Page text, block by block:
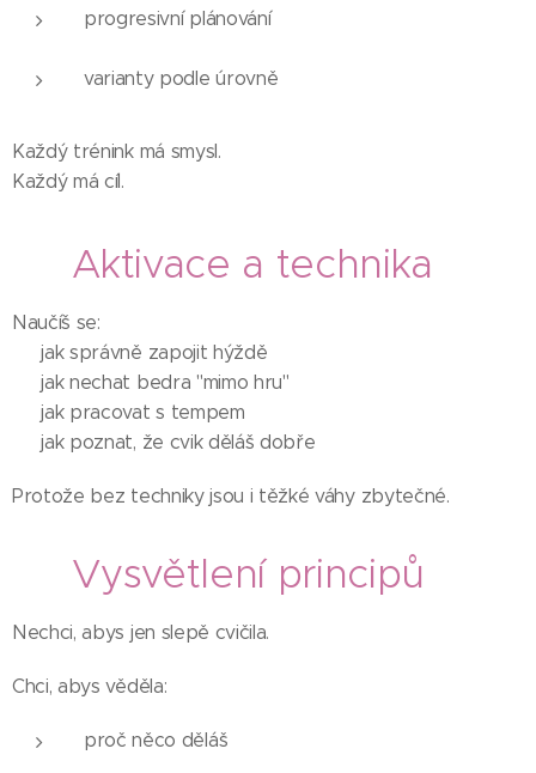
progresivní plánování
varianty podle úrovně
Každý trénink má smysl.
Každý má cíl.
🍑 Aktivace a technika
Naučíš se:
✔️ jak správně zapojit hýždě
✔️ jak nechat bedra "mimo hru"
✔️ jak pracovat s tempem
✔️ jak poznat, že cvik děláš dobře
Protože bez techniky jsou i těžké váhy zbytečné.
🧠 Vysvětlení principů
Nechci, abys jen slepě cvičila.
Chci, abys věděla:
proč něco děláš